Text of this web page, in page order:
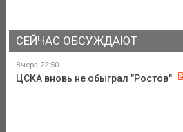
СЕЙЧАС ОБСУЖДАЮТ
Вчера 22:50
ЦСКА вновь не обыграл "Ростов"